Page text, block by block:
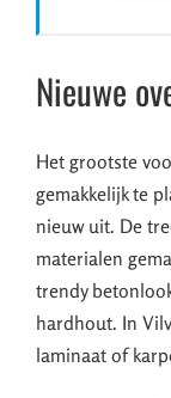
Nieuwe
Het grootste
gemakkelijk te
nieuw uit. De
materialen
trendy
hardhout. In
laminaat of